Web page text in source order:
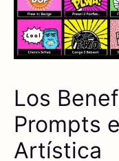
Los
Prompts
Artística